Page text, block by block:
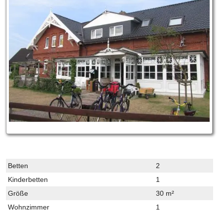
Betten
2
Kinderbetten
1
Größe
30 m²
Wohnzimmer
1